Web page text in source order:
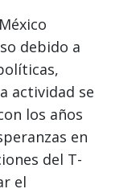
debido a
actividad se
los años
en
del T-
el